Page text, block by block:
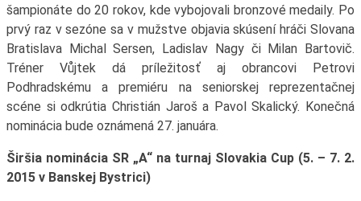
šampionáte do 20 rokov, kde vybojovali bronzové medaily. Po
prvý raz v sezóne sa v mužstve objavia skúsení hráči Slovana
Bratislava Michal Sersen, Ladislav Nagy či Milan Bartovič.
Tréner Vůjtek dá príležitosť aj obrancovi Petrovi
Podhradskému a premiéru na seniorskej reprezentačnej
scéne si odkrútia Christián Jaroš a Pavol Skalický. Konečná
nominácia bude oznámená 27. januára.
Širšia nominácia SR „A“ na turnaj Slovakia Cup (5. – 7. 2.
2015 v Banskej Bystrici)